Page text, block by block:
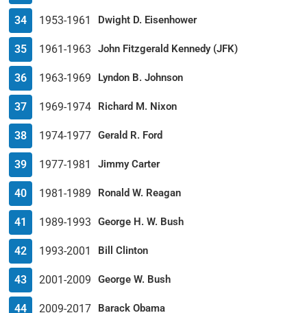
34 1953-1961 Dwight D. Eisenhower
35 1961-1963 John Fitzgerald Kennedy (JFK)
36 1963-1969 Lyndon B. Johnson
37 1969-1974 Richard M. Nixon
38 1974-1977 Gerald R. Ford
39 1977-1981 Jimmy Carter
40 1981-1989 Ronald W. Reagan
41 1989-1993 George H. W. Bush
42 1993-2001 Bill Clinton
43 2001-2009 George W. Bush
44 2009-2017 Barack Obama